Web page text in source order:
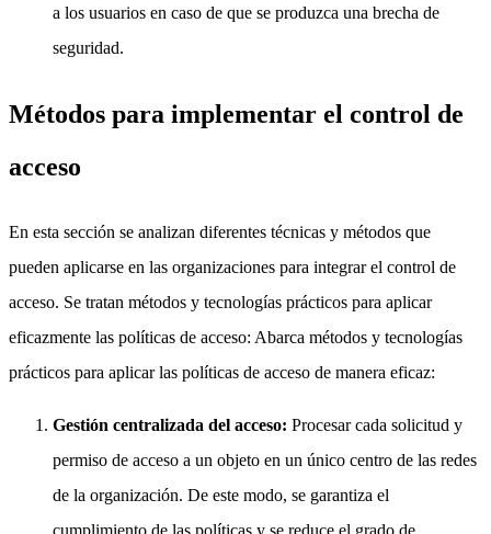
a los usuarios en caso de que se produzca una brecha de
seguridad.
Métodos para implementar el control de
acceso
En esta sección se analizan diferentes técnicas y métodos que
pueden aplicarse en las organizaciones para integrar el control de
acceso. Se tratan métodos y tecnologías prácticos para aplicar
eficazmente las políticas de acceso: Abarca métodos y tecnologías
prácticos para aplicar las políticas de acceso de manera eficaz:
Gestión centralizada del acceso: Procesar cada solicitud y
permiso de acceso a un objeto en un único centro de las redes
de la organización. De este modo, se garantiza el